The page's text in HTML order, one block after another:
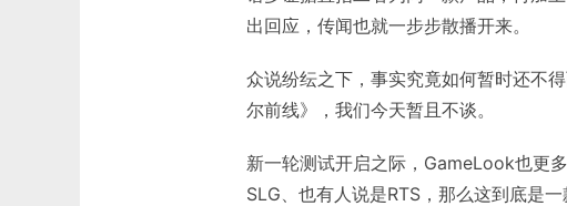
出回应，传闻也就一步步散播开来。
众说纷纭之下，事实究竟如何暂时还不
尔前线》，我们今天暂且不谈。
新一轮测试开启之际，GameLook也更
SLG、也有人说是RTS，那么这到底是一